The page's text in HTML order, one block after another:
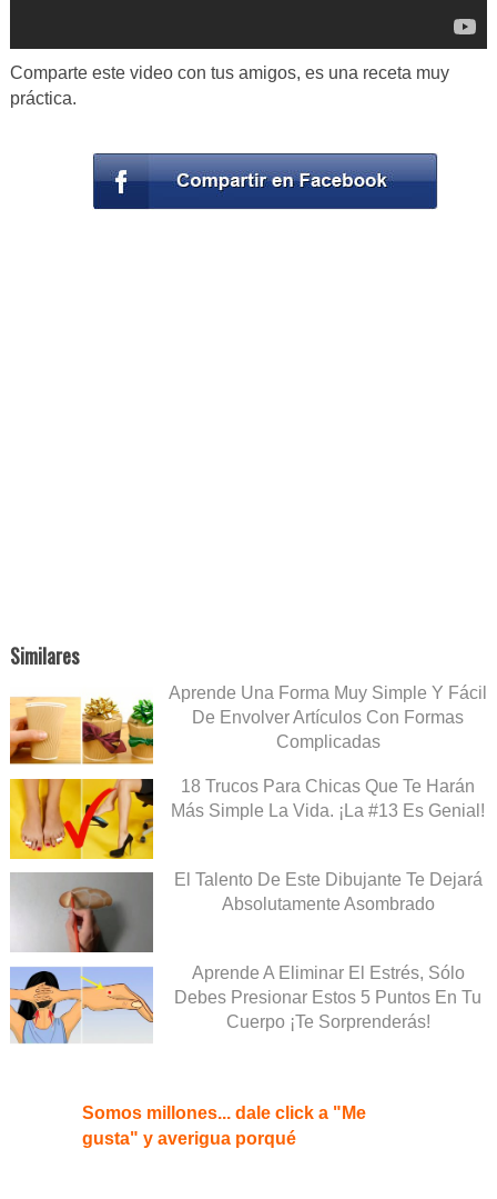
Comparte este video con tus amigos, es una receta muy
práctica.
Similares
Aprende Una Forma Muy Simple Y Fácil
De Envolver Artículos Con Formas
Complicadas
18 Trucos Para Chicas Que Te Harán
Más Simple La Vida. ¡La #13 Es Genial!
El Talento De Este Dibujante Te Dejará
Absolutamente Asombrado
Aprende A Eliminar El Estrés, Sólo
Debes Presionar Estos 5 Puntos En Tu
Cuerpo ¡Te Sorprenderás!
Somos millones... dale click a "Me
gusta" y averigua porqué